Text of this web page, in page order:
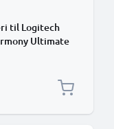
til Logitech
Ultimate
+